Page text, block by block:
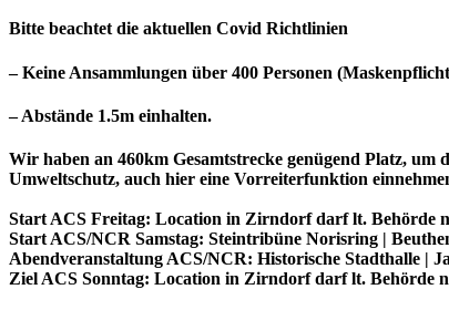
Bitte beachtet die aktuellen Covid Richtlinien
– Keine Ansammlungen über 400 Personen
– Abstände 1.5m einhalten.
Wir haben an 460km Gesamtstrecke genügend Platz,
Umweltschutz, auch hier eine Vorreiterfunktion
Start ACS Freitag: Location in Zirndorf darf lt. Behörde
Start ACS/NCR Samstag: Steintribüne Norisring |
Abendveranstaltung ACS/NCR: Historische Stadthalle |
Ziel ACS Sonntag: Location in Zirndorf darf lt. Behörde